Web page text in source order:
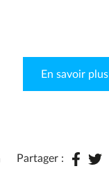
En savoir plus
Partager :